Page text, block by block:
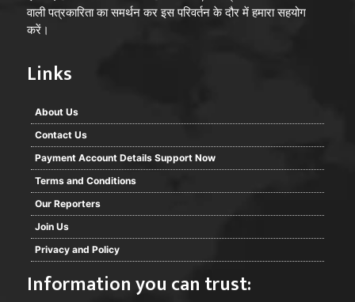
वाली पत्रकारिता का समर्थन कर इस परिवर्तन के दौर में हमारा सहयोग
करें।
Links
About Us
Contact Us
Payment Account Details Support Now
Terms and Conditions
Our Reporters
Join Us
Privacy and Policy
Information you can trust: